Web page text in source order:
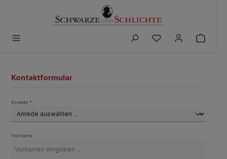
Du hast 0 Produkte
Kontaktformular
Anrede *
Vorname